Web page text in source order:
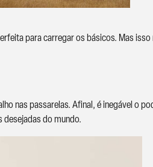
para carregar os básicos. Mas isso
nas passarelas. Afinal, é inegável o
do mundo.